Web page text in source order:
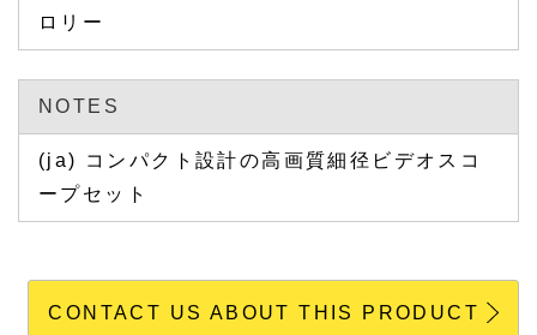
ロリー
NOTES
(ja) コンパクト設計の高画質細径ビデオスコ
ープセット
CONTACT US ABOUT THIS PRODUCT